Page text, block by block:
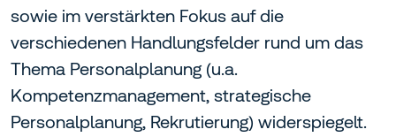
sowie im verstärkten Fokus auf die
verschiedenen Handlungsfelder rund um das
Thema Personalplanung (u.a.
Kompetenzmanagement, strategische
Personalplanung, Rekrutierung) widerspiegelt.